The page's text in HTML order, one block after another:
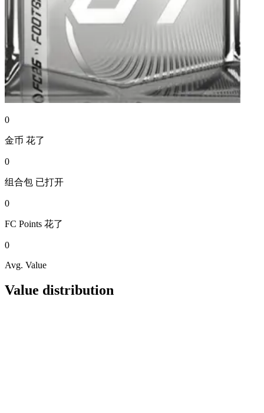
0
金币 花了
0
组合包 已打开
0
FC Points 花了
0
Avg. Value
Value distribution